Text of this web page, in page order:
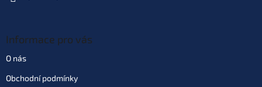
Informace pro vás
O nás
Obchodní podmínky